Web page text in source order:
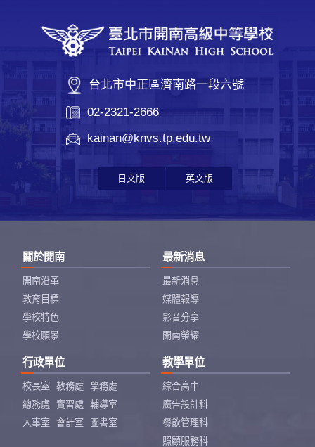
台北市中正區濟南路一段六號
02-2321-2666
kainan@knvs.tp.edu.tw
日文版 英文版
關於開南
開南沿革
教育目標
學校特色
學校願景
最新消息
最新消息
媒體報導
影音分享
開南榮耀
行政單位
校長室 教務處
學務處
總務處
實習處
輔導室
人事室
會計室 圖書室
教學單位
綜合高中
廣告設計科
餐飲管理科
照顧服務科